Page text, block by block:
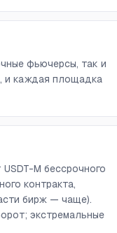
фьючерсы, так и
и каждая площадка
M бессрочного
контракта,
бирж — чаще).
экстремальные